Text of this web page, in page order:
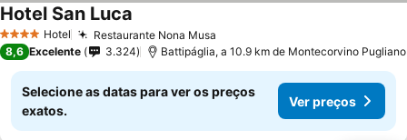
4 EstrelasHotel Restaurante Nona Musa
Hotel San Luca
8,6 Excelente 3.324 Battipáglia, a 10.9 km de Montecorvino Pugliano
Selecione as datas para ver os preços
exatos.
Ver preços